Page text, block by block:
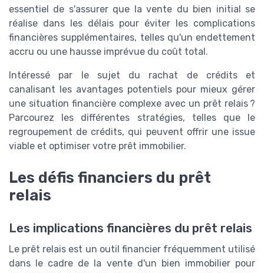
essentiel de s'assurer que la vente du bien initial se
réalise dans les délais pour éviter les complications
financières supplémentaires, telles qu'un endettement
accru ou une hausse imprévue du coût total.
Intéressé par le sujet du rachat de crédits et
canalisant les avantages potentiels pour mieux gérer
une situation financière complexe avec un prêt relais ?
Parcourez les différentes stratégies, telles que le
regroupement de crédits, qui peuvent offrir une issue
viable et optimiser votre prêt immobilier.
Les défis financiers du prêt
relais
Les implications financières du prêt relais
Le prêt relais est un outil financier fréquemment utilisé
dans le cadre de la vente d'un bien immobilier pour